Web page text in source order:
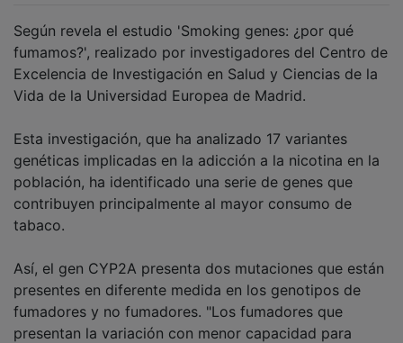
fumamos?', realizado por investigadores del Centro de
Excelencia de Investigación en Salud y Ciencias de la
Vida de la Universidad Europea de Madrid.
genéticas implicadas en la adicción a la nicotina en la
población, ha identificado una serie de genes que
contribuyen principalmente al mayor consumo de
tabaco.
presentes en diferente medida en los genotipos de
fumadores y no fumadores. "Los fumadores que
presentan la variación con menor capacidad para